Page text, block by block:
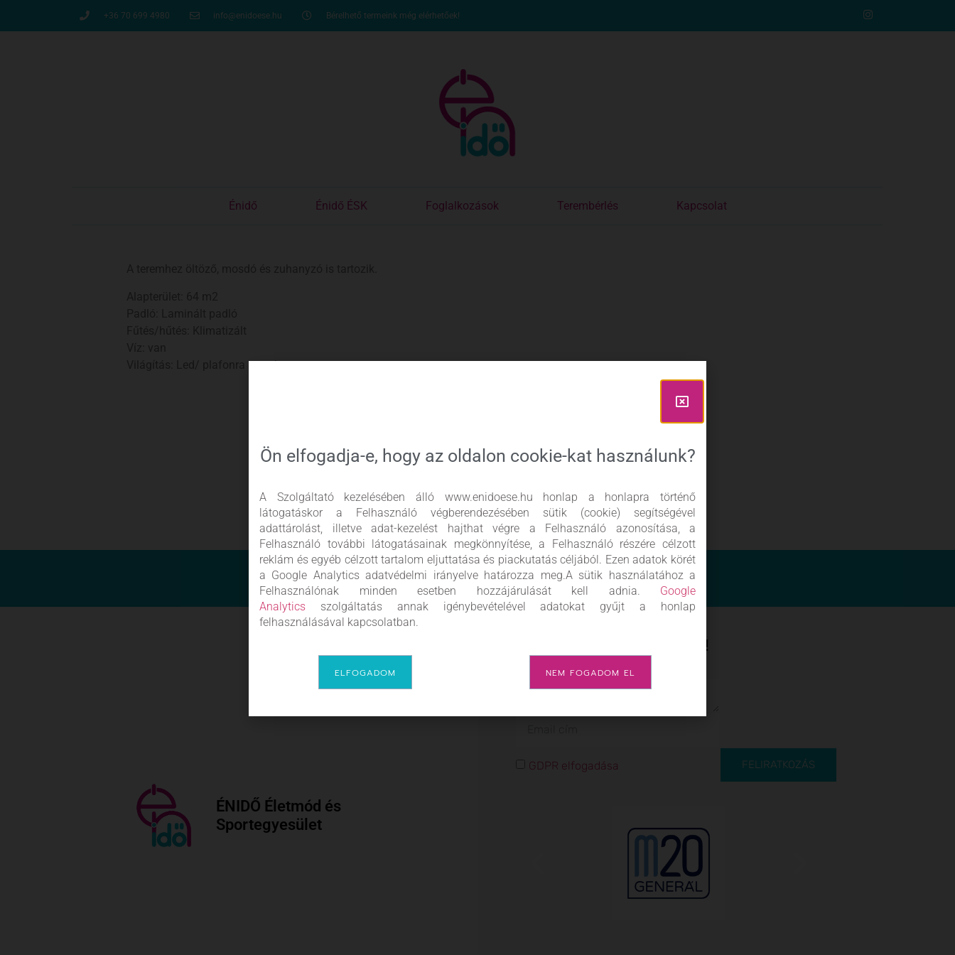
+36 70 699 4980 info@enidoese.hu Bérelhető termeink még elérhetőek!
Énidő Énidő ÉSK Foglalkozások Terembérlés Kapcsolat
Világítás: Led/ plafonra szerelt
ÉNIDŐ Életmód és
Sportegyesület
Iratkozzon fel hírlevelünkre!
GDPR elfogadása FELIRATKOZÁS
Ön elfogadja-e, hogy az oldalon cookie-kat használunk?
A Szolgáltató kezelésében álló www.enidoese.hu honlap a honlapra történő
látogatáskor a Felhasználó végberendezésében sütik (cookie) segítségével
adattárolást, illetve adat-kezelést hajthat végre a Felhasználó azonosítása, a
Felhasználó további látogatásainak megkönnyítése, a Felhasználó részére célzott
reklám és egyéb célzott tartalom eljuttatása és piackutatás céljából. Ezen adatok körét
a Google Analytics adatvédelmi irányelve határozza meg.A sütik használatához a
Felhasználónak minden esetben hozzájárulását kell adnia. Google
Analytics szolgáltatás annak igénybevételével adatokat gyűjt a honlap
felhasználásával kapcsolatban.
ELFOGADOM NEM FOGADOM EL